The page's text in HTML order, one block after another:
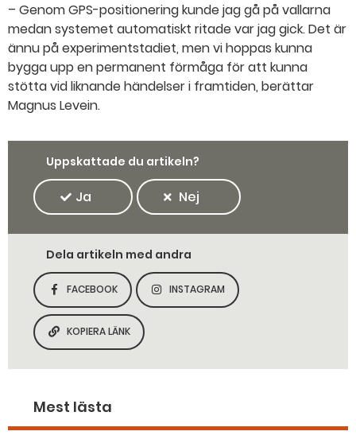
– Genom GPS-positionering kunde jag gå på vallarna
medan systemet automatiskt ritade var jag gick. Det är
ännu på experimentstadiet, men vi hoppas kunna
bygga upp en permanent förmåga för att kunna
stötta vid liknande händelser i framtiden, berättar
Magnus Levein.
Uppskattade du artikeln?
Ja Nej
Dela artikeln med andra
DELA SIDAN PÅ
FACEBOOK
DELA SIDAN PÅ
INSTAGRAM
KOPIERA SIDANS LÄNK
KOPIERA LÄNK
Mest lästa